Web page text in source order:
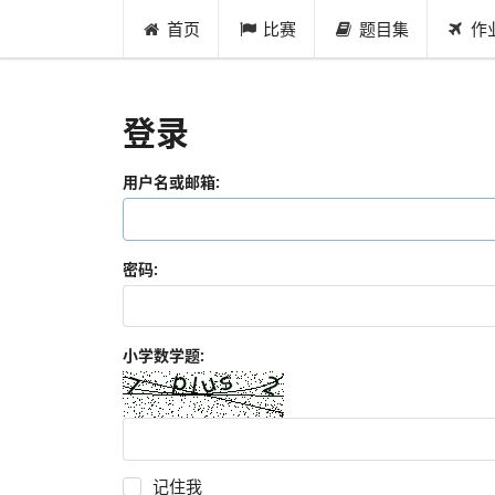
首页 比赛 题目集 作
登录
用户名或邮箱:
密码:
小学数学题:
记住我